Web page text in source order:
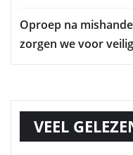
Oproep na
zorgen we voor
VEEL